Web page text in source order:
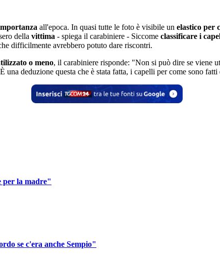
all'epoca. In quasi tutte le foto è visibile un elastico per
della vittima - spiega il carabiniere - Siccome classificare i
difficilmente avrebbero potuto dare riscontri.
o meno, il carabiniere risponde: "Non si può dire se viene
deduzione questa che è stata fatta, i capelli per come sono fatti
per la madre"
se c'era anche Sempio"